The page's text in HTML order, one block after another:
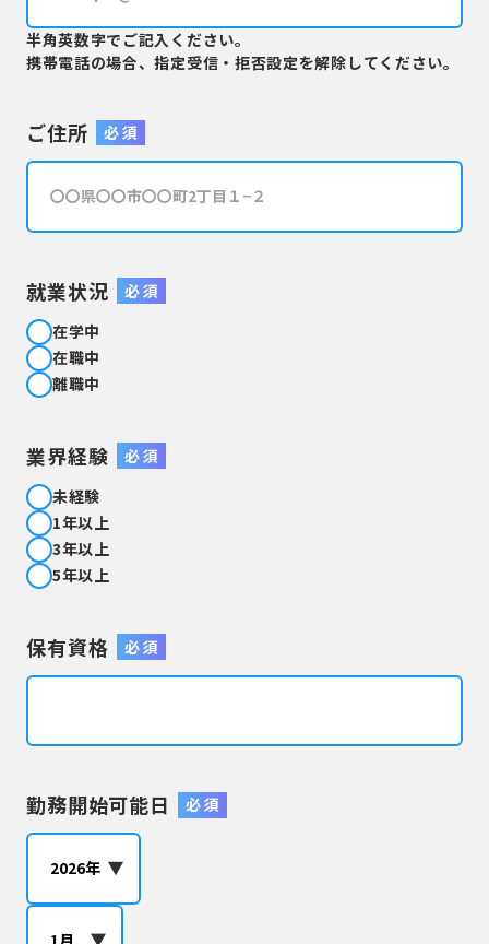
半角英数字でご記入ください。
携帯電話の場合、指定受信・拒否設定を解除してください。
ご住所 必 須
就業状況
必 須
在学中
在職中
離職中
業界経験
必 須
未経験
1年以上
3年以上
5年以上
保有資格 必 須
勤務開始可能日 必 須